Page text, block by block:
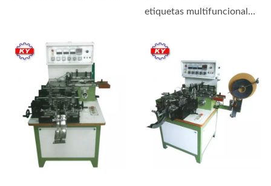
etiquetas multifuncional
plegado...